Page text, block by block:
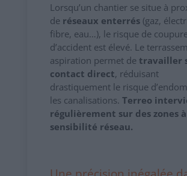
Lorsqu’un chantier se situe à
de réseaux enterrés(gaz,
fibre, eau…), le risque de
d’accident est élevé. Le
aspiration permet de travailler
contact direct, réduisant
drastiquement le risque
les canalisations. Terreo
régulièrement sur des zones
sensibilité réseau.